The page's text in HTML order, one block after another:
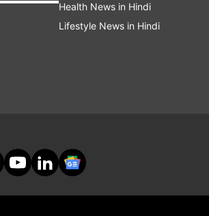
Health News in Hindi
Lifestyle News in Hindi